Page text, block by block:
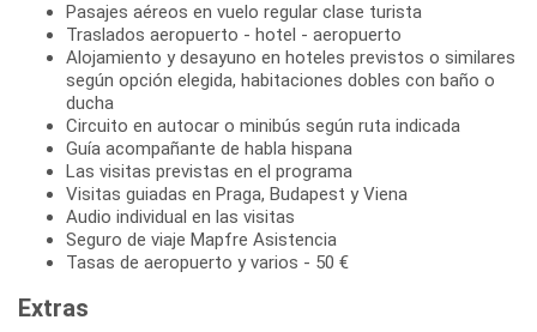
Pasajes aéreos en vuelo regular clase turista
Traslados aeropuerto - hotel - aeropuerto
Alojamiento y desayuno en hoteles previstos o similares
según opción elegida, habitaciones dobles con baño o
ducha
Circuito en autocar o minibús según ruta indicada
Guía acompañante de habla hispana
Las visitas previstas en el programa
Visitas guiadas en Praga, Budapest y Viena
Audio individual en las visitas
Seguro de viaje Mapfre Asistencia
Tasas de aeropuerto y varios - 50 €
Extras